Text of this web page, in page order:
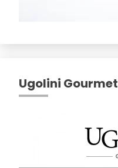
Ugolini Gourmet